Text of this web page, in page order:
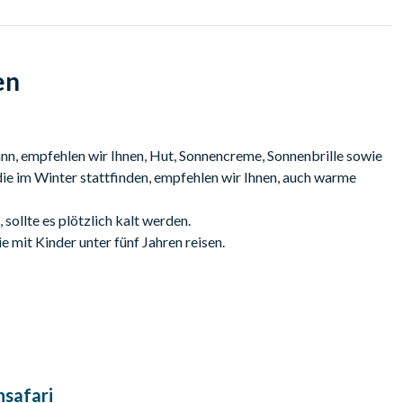
Paranüssen, getrockneten Cranberries, Petersilie und Honig.
und verfeinert mit saurer Sahne und Dill.
empfehlen wir Ihnen, Hut, Sonnencreme, Sonnenbrille sowie
im Winter stattfinden, empfehlen wir Ihnen, auch warme
sollte es plötzlich kalt werden.
mit Kinder unter fünf Jahren reisen.
erlaubt, aber auf Anfrage können Alternativen
vegane, koschere und glutenfreie Gerichte anbieten.
der Jahreszeit abhängig)